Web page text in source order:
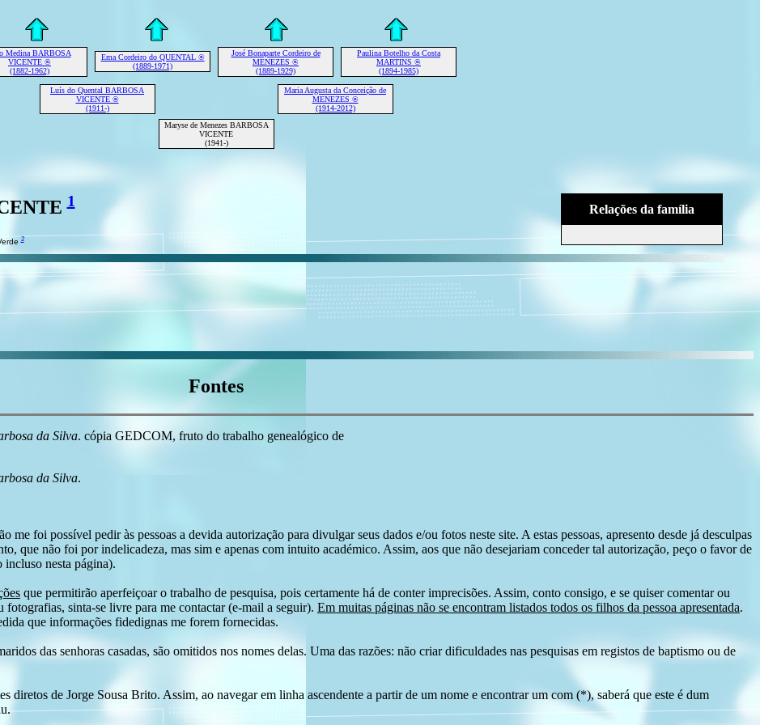
Medina BARBOSA
VICENTE ®
(1882-1962)
Ema Cordeiro do QUENTAL ®
(1889-1971)
José Bonaparte Cordeiro de
MENEZES ®
(1889-1929)
Paulina Botelho da Costa
MARTINS ®
(1894-1985)
Luís do Quental BARBOSA
VICENTE ®
(1911-)
Maria Augusta da Conceição de
MENEZES ®
(1914-2012)
Maryse de Menezes BARBOSA
VICENTE
(1941-)
Relações da família
1
2
Fontes
da Silva. cópia GEDCOM, fruto do trabalho genealógico de
da Silva.
foi possível pedir às pessoas a devida autorização para divulgar seus dados e/ou fotos neste site. A estas pessoas, apresento desde já desculpas
que não foi por indelicadeza, mas sim e apenas com intuito académico. Assim, aos que não desejariam conceder tal autorização, peço o favor de
incluso nesta página).
que permitirão aperfeiçoar o trabalho de pesquisa, pois certamente há de conter imprecisões. Assim, conto consigo, e se quiser comentar ou
sinta-se livre para me contactar (e-mail a seguir). Em muitas páginas não se encontram listados todos os filhos da pessoa apresentada.
que informações fidedignas me forem fornecidas.
das senhoras casadas, são omitidos nos nomes delas. Uma das razões: não criar dificuldades nas pesquisas em registos de baptismo ou de
diretos de Jorge Sousa Brito. Assim, ao navegar em linha ascendente a partir de um nome e encontrar um com (*), saberá que este é dum